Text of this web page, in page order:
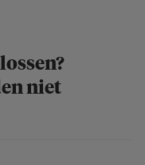
niet